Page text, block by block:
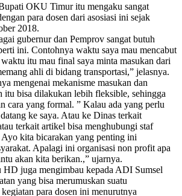
OKU Timur itu mengaku sangat
para dosen dari asosiasi ini sejak
2018.
gubernur dan Pemprov sangat butuh
ini. Contohnya waktu saya mau mencabut
itu mau final saya minta masukan dari
ahli di bidang transportasi,” jelasnya.
mengenai mekanisme masukan dan
itu bisa dilakukan lebih fleksible, sehingga
cara yang formal. ” Kalau ada yang perlu
ke saya. Atau ke Dinas terkait
terkait artikel bisa menghubungi staf
kita bicarakan yang penting ini
Apalagi ini organisasi non profit apa
akan kita berikan.,” ujarnya.
HD juga mengimbau kepada ADI Sumsel
yang bisa merumuskan suatu
para dosen ini menurutnya